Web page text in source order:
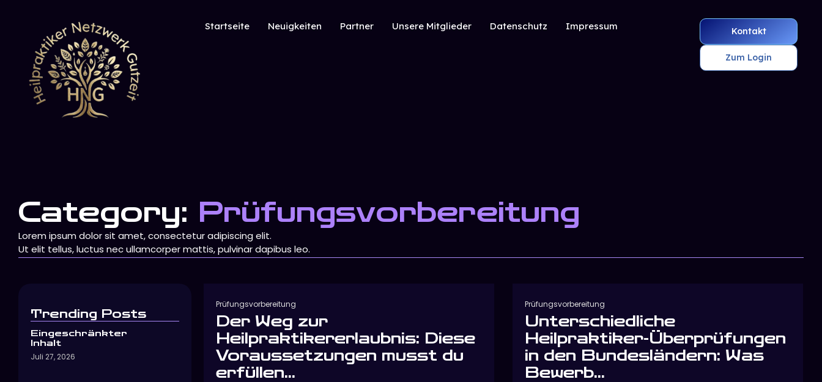
Startseite Neuigkeiten Partner Unsere Mitglieder Datenschutz Impressum Kontakt
Zum Login
Category: Prüfungsvorbereitung
Lorem ipsum dolor sit amet, consectetur adipiscing elit.
Ut elit tellus, luctus nec ullamcorper mattis, pulvinar dapibus leo.
Trending Posts
Eingeschränkter
Inhalt
Juli 27, 2026
Prüfungsvorbereitung
Der Weg zur
Heilpraktikererlaubnis: Diese
Voraussetzungen musst du
erfüllen...
Prüfungsvorbereitung
Unterschiedliche
Heilpraktiker-Überprüfungen
in den Bundesländern: Was
Bewerb...